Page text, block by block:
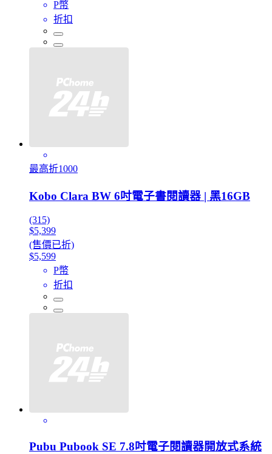
P幣
折扣
最高折1000
Kobo Clara BW 6吋電子書閱讀器 | 黑16GB
(315)
$5,399
(售價已折)
$5,599
P幣
折扣
Pubu Pubook SE 7.8吋電子閱讀器開放式系統